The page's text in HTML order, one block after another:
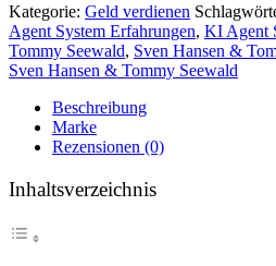
Kategorie: Geld verdienen
Agent System Erfahrungen, KI Agent
Tommy Seewald, Sven Hansen &
Sven Hansen & Tommy Seewald
Beschreibung
Marke
Rezensionen (0)
Inhaltsverzeichnis